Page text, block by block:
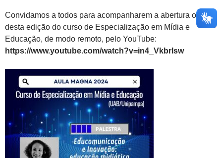
Convidamos a todos para acompanharem a abertura oficial
desta edição do curso de Especialização em Mídia e
Educação, de modo remoto, pelo YouTube:
https://www.youtube.com/watch?v=in4_VkbrIsw